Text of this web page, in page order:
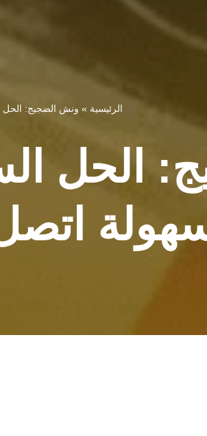
الرئيسية » ونش الضجيج: الحل
الحل
اتصل